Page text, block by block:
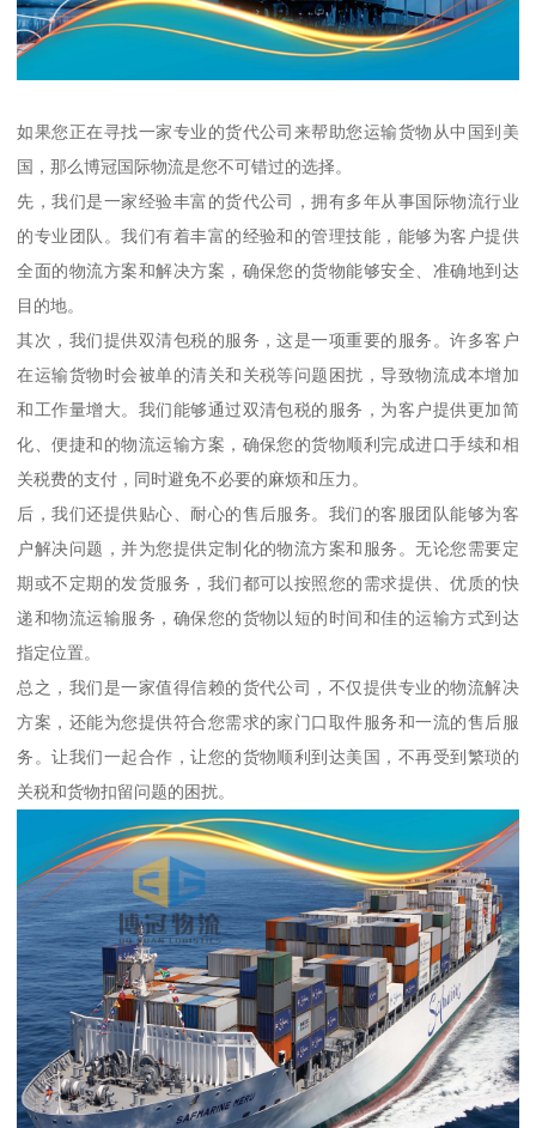
如果您正在寻找一家专业的货代公司来帮助您运输货物从中国到美
国，那么博冠国际物流是您不可错过的选择。
先，我们是一家经验丰富的货代公司，拥有多年从事国际物流行业
的专业团队。我们有着丰富的经验和的管理技能，能够为客户提供
全面的物流方案和解决方案，确保您的货物能够安全、准确地到达
目的地。
其次，我们提供双清包税的服务，这是一项重要的服务。许多客户
在运输货物时会被单的清关和关税等问题困扰，导致物流成本增加
和工作量增大。我们能够通过双清包税的服务，为客户提供更加简
化、便捷和的物流运输方案，确保您的货物顺利完成进口手续和相
关税费的支付，同时避免不必要的麻烦和压力。
后，我们还提供贴心、耐心的售后服务。我们的客服团队能够为客
户解决问题，并为您提供定制化的物流方案和服务。无论您需要定
期或不定期的发货服务，我们都可以按照您的需求提供、优质的快
递和物流运输服务，确保您的货物以短的时间和佳的运输方式到达
指定位置。
总之，我们是一家值得信赖的货代公司，不仅提供专业的物流解决
方案，还能为您提供符合您需求的家门口取件服务和一流的售后服
务。让我们一起合作，让您的货物顺利到达美国，不再受到繁琐的
关税和货物扣留问题的困扰。